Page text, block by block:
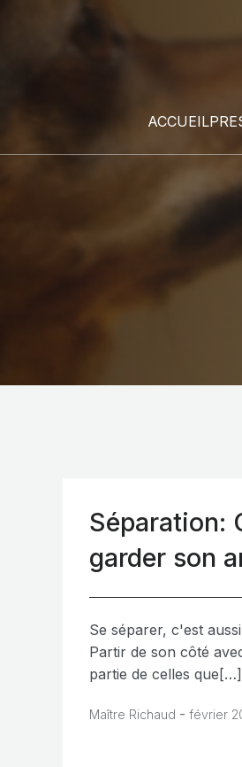
ACCUEIL
Séparation:
garder son
Se séparer, c'est
Partir de son côté
partie de celles que[…]
Maître Richaud - février